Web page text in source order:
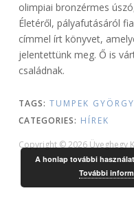
olimpiai bronzérmes
Életéről, pályafutásáról
címmel írt könyvet,
jelentettünk meg. Ő is
családnak.
TAGS: TUMPEK GYÖRGY
CATEGORIES: HÍREK
Copyright © 2026 Üveghegy
A honlap további
További